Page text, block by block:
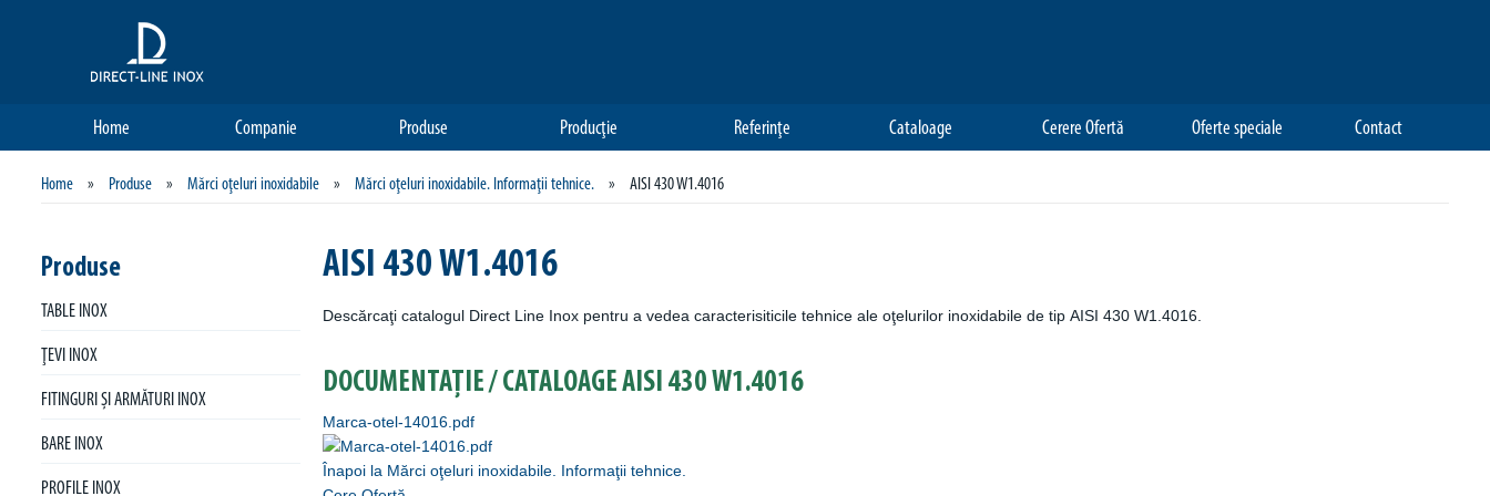
Home Companie Produse Producţie Referinţe Cataloage Cerere Ofertă Oferte speciale Contact
Home » Produse » Mărci oţeluri inoxidabile » Mărci oţeluri inoxidabile. Informaţii tehnice. » AISI 430 W1.4016
Produse
TABLE INOX
ŢEVI INOX
FITINGURI ŞI ARMĂTURI INOX
BARE INOX
PROFILE INOX
AISI 430 W1.4016
Descărcaţi catalogul Direct Line Inox pentru a vedea caracterisiticile tehnice ale oţelurilor inoxidabile de tip AISI 430 W1.4016.
DOCUMENTAȚIE / CATALOAGE AISI 430 W1.4016
Marca-otel-14016.pdf
Înapoi la Mărci oţeluri inoxidabile. Informaţii tehnice.